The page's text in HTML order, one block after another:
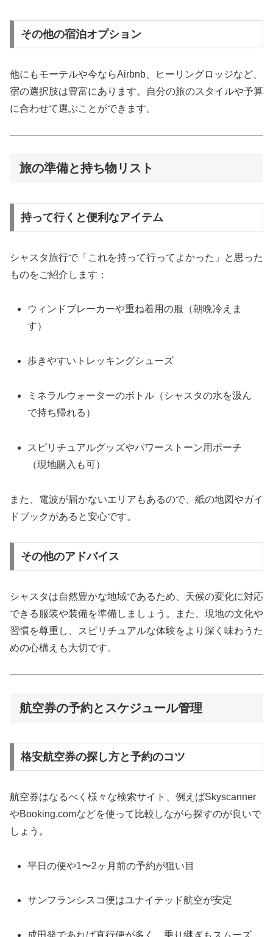
その他の宿泊オプション
他にもモーテルや今ならAirbnb、ヒーリングロッジなど、
宿の選択肢は豊富にあります。自分の旅のスタイルや予算
に合わせて選ぶことができます。
旅の準備と持ち物リスト
持って行くと便利なアイテム
シャスタ旅行で「これを持って行ってよかった」と思った
ものをご紹介します：
ウィンドブレーカーや重ね着用の服（朝晩冷えま
す）
歩きやすいトレッキングシューズ
ミネラルウォーターのボトル（シャスタの水を汲ん
で持ち帰れる）
スピリチュアルグッズやパワーストーン用ポーチ
（現地購入も可）
また、電波が届かないエリアもあるので、紙の地図やガイ
ドブックがあると安心です。
その他のアドバイス
シャスタは自然豊かな地域であるため、天候の変化に対応
できる服装や装備を準備しましょう。
また、現地の文化や
習慣を尊重し、スピリチュアルな体験をより深く味わうた
めの心構えも大切です。
航空券の予約とスケジュール管理
格安航空券の探し方と予約のコツ
航空券はなるべく様々な検索サイト、例えばSkyscanner
やBooking.comなどを使って比較しながら探すのが良いで
しょう。
平日の便や1〜2ヶ月前の予約が狙い目
サンフランシスコ便はユナイテッド航空が安定